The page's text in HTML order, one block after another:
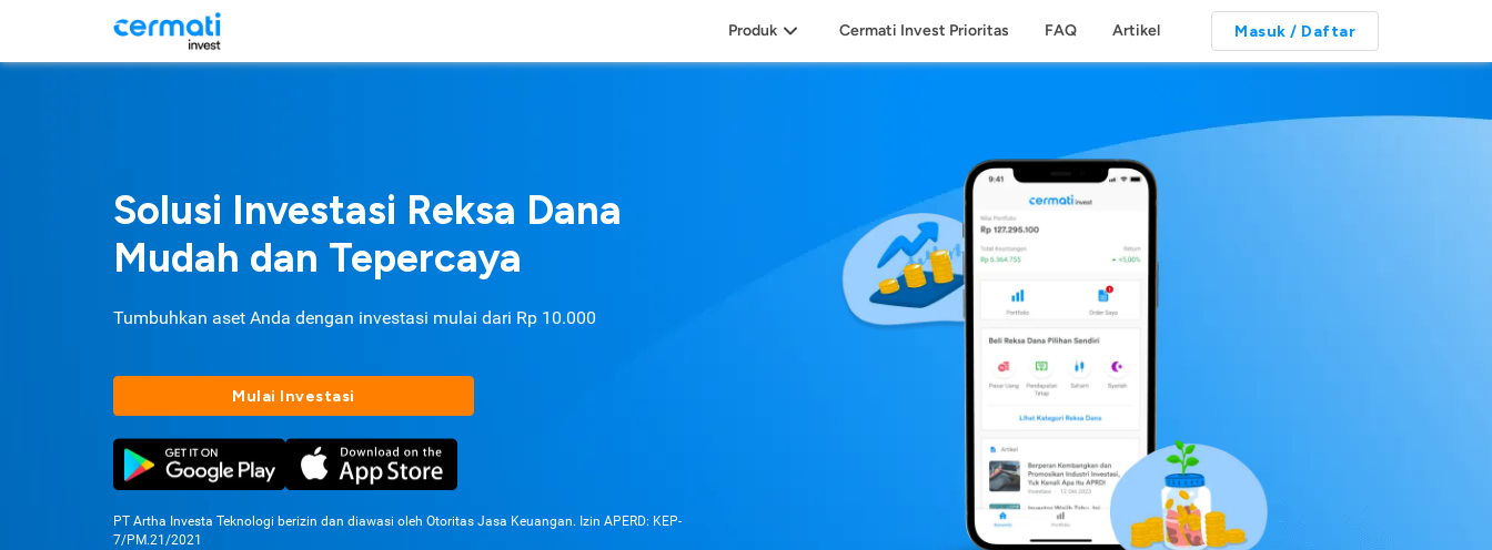
Produk Cermati Invest Prioritas FAQ Artikel Masuk / Daftar
Solusi Investasi Reksa Dana
Mudah dan Tepercaya
Tumbuhkan aset Anda dengan investasi mulai dari Rp 10.000
Mulai Investasi
PT Artha Investa Teknologi berizin dan diawasi oleh Otoritas Jasa Keuangan. Izin APERD: KEP-
7/PM.21/2021